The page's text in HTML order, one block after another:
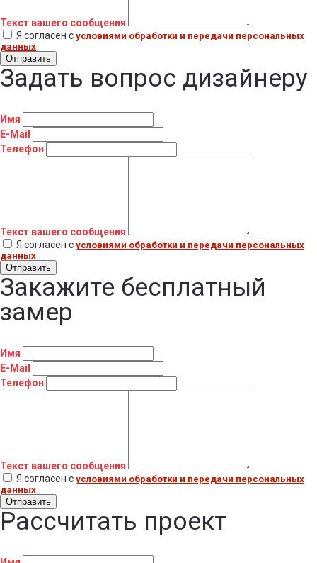
Текст вашего сообщения
Я согласен с условиями обработки и передачи персональных
данных
Отправить
Задать вопрос дизайнеру
Имя
E-Mail
Телефон
Текст вашего сообщения
Я согласен с условиями обработки и передачи персональных
данных
Отправить
Закажите бесплатный
замер
Имя
E-Mail
Телефон
Текст вашего сообщения
Я согласен с условиями обработки и передачи персональных
данных
Отправить
Рассчитать проект